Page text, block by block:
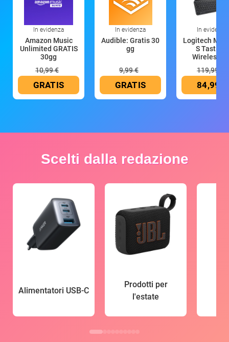
In evidenza
Amazon Music
Unlimited GRATIS
30gg
10,99 €
GRATIS
In evidenza
Audible: Gratis 30
gg
9,99 €
GRATIS
In evidenza
Logitech MX
S Tastiera
Wireless
119,99 €
84,99 €
Scelti dalla redazione
Alimentatori USB-C
Prodotti per
l'estate